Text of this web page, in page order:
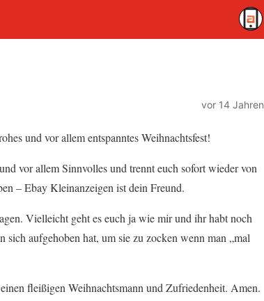
vor 14 Jahren
und vor allem entspanntes Weihnachtsfest!
vor allem Sinnvolles und trennt euch sofort wieder von
– Ebay Kleinanzeigen ist dein Freund.
Vielleicht geht es euch ja wie mir und ihr habt noch
aufgehoben hat, um sie zu zocken wenn man „mal
fleißigen Weihnachtsmann und Zufriedenheit. Amen.